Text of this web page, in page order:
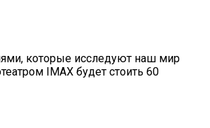
которые исследуют наш мир
IMAX будет стоить 60